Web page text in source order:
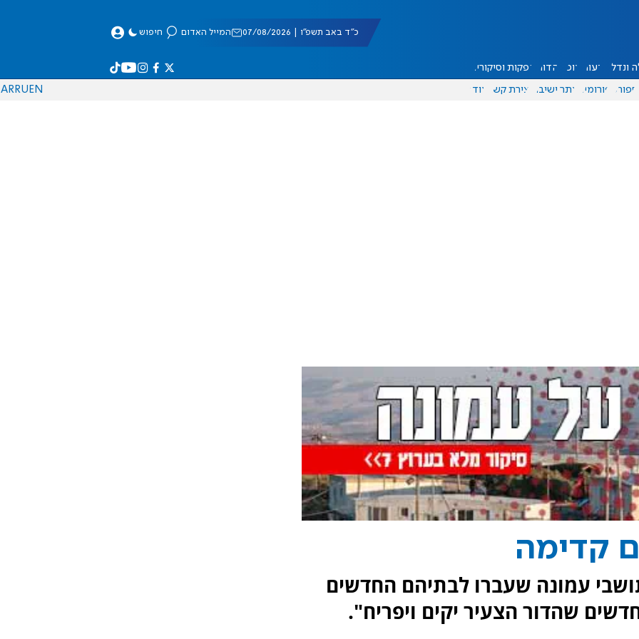
כ"ד באב תשפ"ו | 07/08/2026 המייל האדום חיפוש
ונדל"ן דעות אוכל יהדות הפקות וסיקורים
ספורט פורומים אתר ישיבה יצירת קשר עוד EN
RU
AR
קדימה
עמונה שעברו לבתיהם החדשים
שהדור הצעיר יקים ויפריח".